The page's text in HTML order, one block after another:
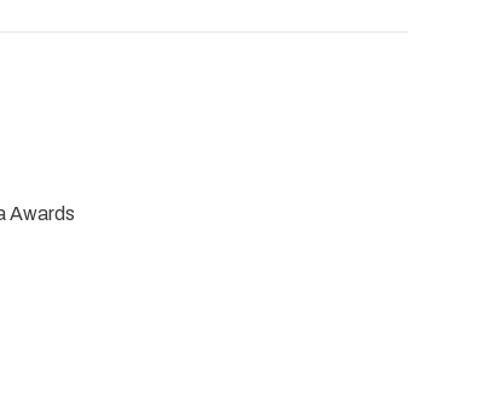
Awards